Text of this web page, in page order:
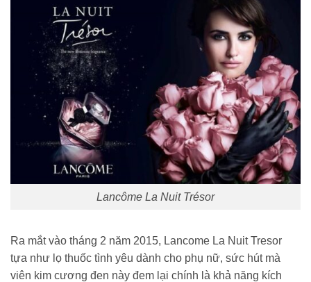
Lancôme La Nuit Trésor
Ra mắt vào tháng 2 năm 2015, Lancome La Nuit Tresor
tựa như lọ thuốc tình yêu dành cho phụ nữ, sức hút mà
viên kim cương đen này đem lại chính là khả năng kích